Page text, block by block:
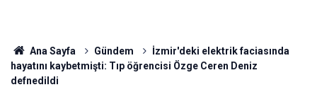
Ana Sayfa Gündem
İzmir'deki elektrik faciasında
hayatını kaybetmişti: Tıp öğrencisi Özge Ceren Deniz
defnedildi